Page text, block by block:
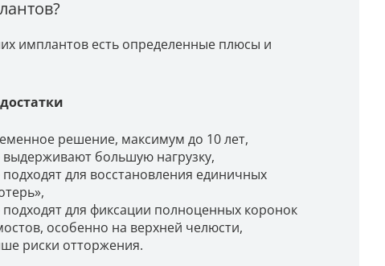
имплантов есть определенные плюсы и
решение, максимум до 10 лет,
большую нагрузку,
для восстановления единичных
для фиксации полноценных коронок
особенно на верхней челюсти,
риски отторжения.